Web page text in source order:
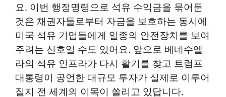
요. 이번 행정명령으로 석유 수익금을 묶어둔
것은 채권자들로부터 자금을 보호하는 동시에
미국 석유 기업들에게 일종의 안전장치를 보여
주려는 신호일 수도 있어요. 앞으로 베네수엘
라의 석유 인프라가 다시 활기를 찾고 트럼프
대통령이 공언한 대규모 투자가 실제로 이루어
질지 전 세계의 이목이 쏠리고 있답니다.